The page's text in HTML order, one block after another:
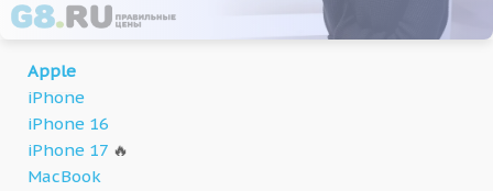
Apple
iPhone
iPhone 16
iPhone 17 🔥
MacBook